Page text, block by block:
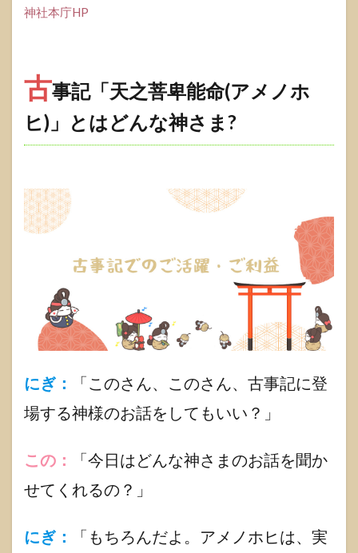
洒落な
ロ』
1.2.1.1
心に寄り
添うデザ
じをお
飾る
『ミチ
シル
ベ』
シンプル
アで日本
1.2.2.2
ミチシル
1.3
神社本庁HP
古事記「天之菩卑能命(アメノホ
ヒ)」とはどんな神さま?
にぎ：
「このさん、このさん、古事記に登
場する神様のお話をしてもいい？」
この：
「今日はどんな神さまのお話を聞か
せてくれるの？」
にぎ：
「もちろんだよ。アメノホヒは、実